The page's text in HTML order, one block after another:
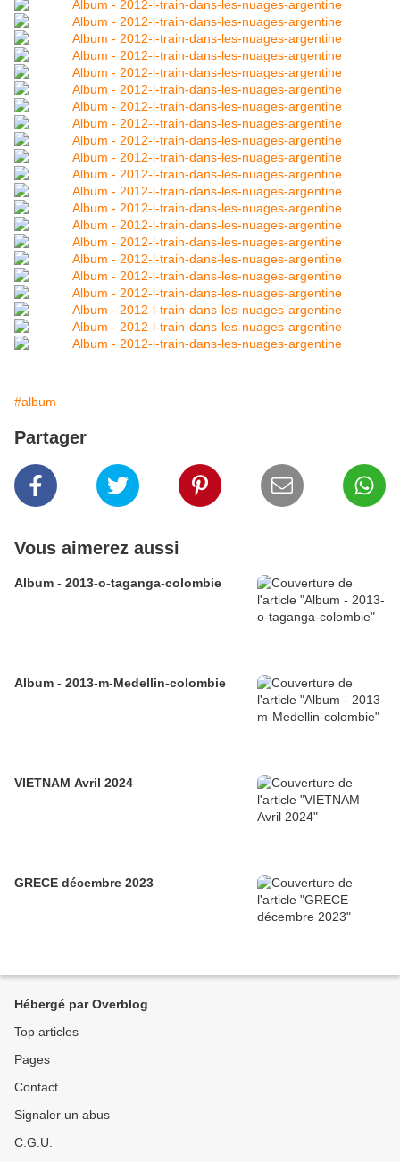
#album
Partager
Vous aimerez aussi
Album - 2013-o-taganga-colombie
Album - 2013-m-Medellin-colombie
VIETNAM Avril 2024
GRECE décembre 2023
Hébergé par Overblog
Top articles
Pages
Contact
Signaler un abus
C.G.U.